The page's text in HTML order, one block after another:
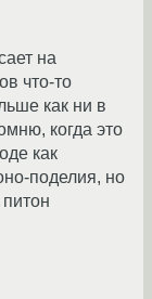
на
что-то
как ни в
когда это
как
поделия, но